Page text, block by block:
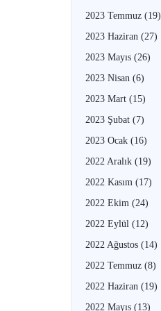
2023 Temmuz (19)
2023 Haziran (27)
2023 Mayıs (26)
2023 Nisan (6)
2023 Mart (15)
2023 Şubat (7)
2023 Ocak (16)
2022 Aralık (19)
2022 Kasım (17)
2022 Ekim (24)
2022 Eylül (12)
2022 Ağustos (14)
2022 Temmuz (8)
2022 Haziran (19)
2022 Mayıs (13)